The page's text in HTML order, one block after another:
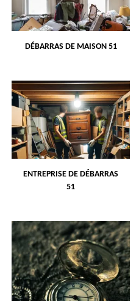
DÉBARRAS DE MAISON 51
ENTREPRISE DE DÉBARRAS
51